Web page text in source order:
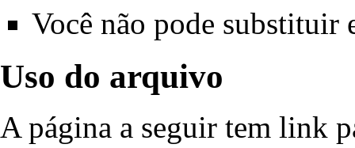
Você não pode substituir
Uso do arquivo
A página a seguir tem link